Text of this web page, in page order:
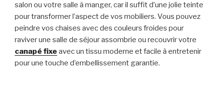
salon ou votre salle à manger, car il suffit d’une jolie teinte
pour transformer l’aspect de vos mobiliers. Vous pouvez
peindre vos chaises avec des couleurs froides pour
raviver une salle de séjour assombrie ou recouvrir votre
canapé fixe avec un tissu moderne et facile à entretenir
pour une touche d’embellissement garantie.